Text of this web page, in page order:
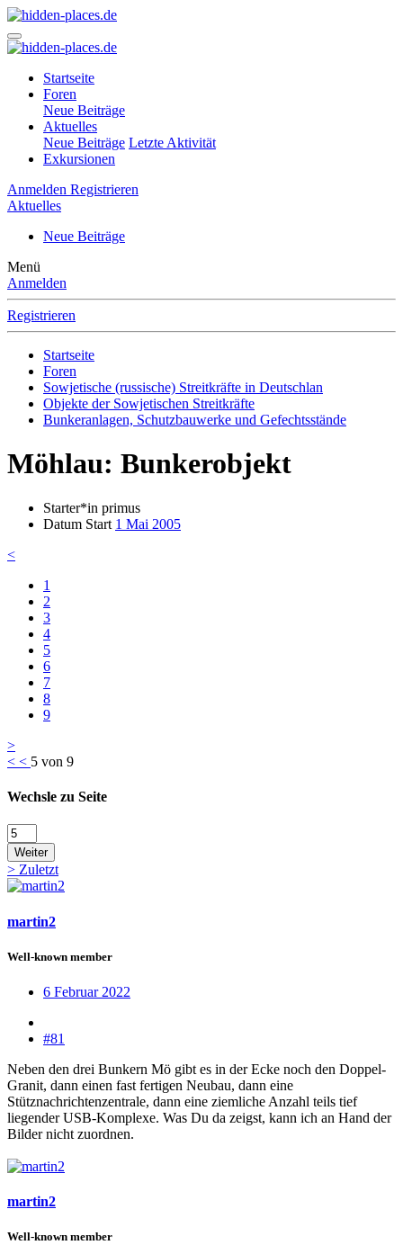
Startseite
Foren
Neue Beiträge
Aktuelles
Neue Beiträge Letzte Aktivität
Exkursionen
Anmelden Registrieren
Aktuelles
Neue Beiträge
Menü
Anmelden
Registrieren
Startseite
Foren
Sowjetische (russische) Streitkräfte in Deutschlan
Objekte der Sowjetischen Streitkräfte
Bunkeranlagen, Schutzbauwerke und Gefechtsstände
Möhlau: Bunkerobjekt
Starter*in primus
Datum Start 1 Mai 2005
<
1
2
3
4
5
6
7
8
9
>
< < 5 von 9
Wechsle zu Seite
Weiter
> Zuletzt
martin2
Well-known member
6 Februar 2022
#81
Neben den drei Bunkern Mö gibt es in der Ecke noch den Doppel-
Granit, dann einen fast fertigen Neubau, dann eine
Stütznachrichtenzentrale, dann eine ziemliche Anzahl teils tief
liegender USB-Komplexe. Was Du da zeigst, kann ich an Hand der
Bilder nicht zuordnen.
martin2
Well-known member